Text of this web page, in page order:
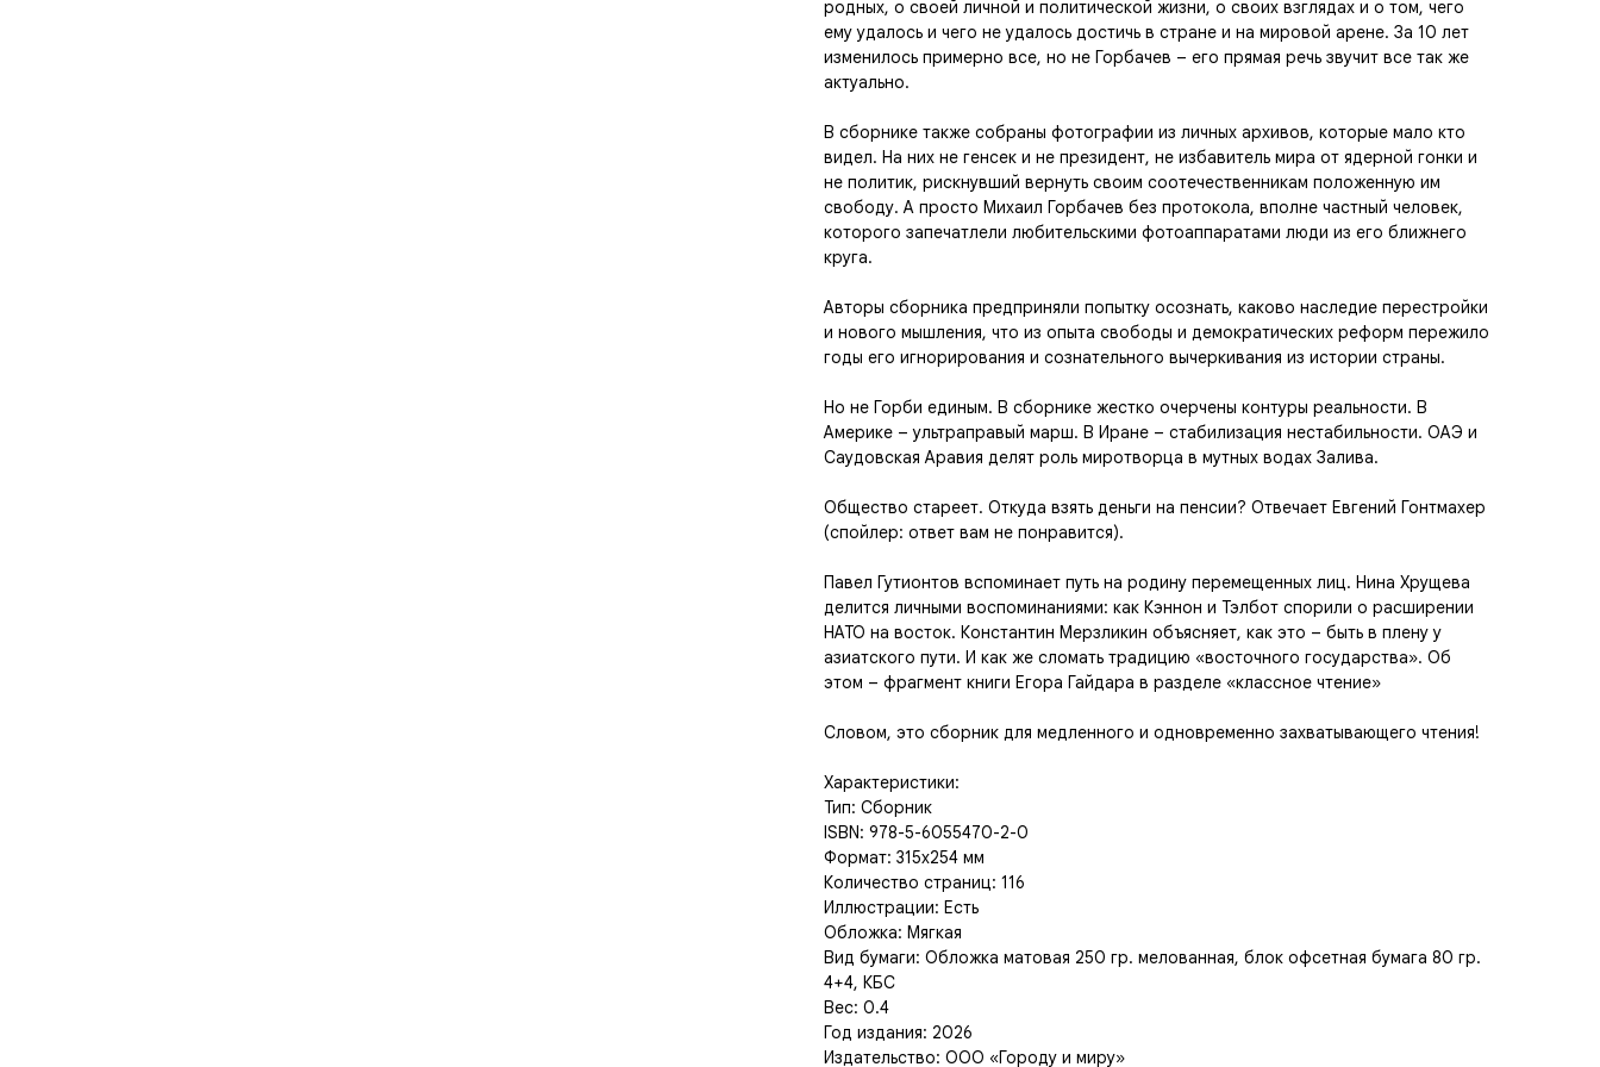
родных, о своей личной и политической жизни, о своих взглядах и о том, чего
ему удалось и чего не удалось достичь в стране и на мировой арене. За 10 лет
изменилось примерно все, но не Горбачев – его прямая речь звучит все так же
актуально.
В сборнике также собраны фотографии из личных архивов, которые мало кто
видел. На них не генсек и не президент, не избавитель мира от ядерной гонки и
не политик, рискнувший вернуть своим соотечественникам положенную им
свободу. А просто Михаил Горбачев без протокола, вполне частный человек,
которого запечатлели любительскими фотоаппаратами люди из его ближнего
круга.
Авторы сборника предприняли попытку осознать, каково наследие перестройки
и нового мышления, что из опыта свободы и демократических реформ пережило
годы его игнорирования и сознательного вычеркивания из истории страны.
Но не Горби единым. В сборнике жестко очерчены контуры реальности. В
Америке – ультраправый марш. В Иране – стабилизация нестабильности. ОАЭ и
Саудовская Аравия делят роль миротворца в мутных водах Залива.
Общество стареет. Откуда взять деньги на пенсии? Отвечает Евгений Гонтмахер
(спойлер: ответ вам не понравится).
Павел Гутионтов вспоминает путь на родину перемещенных лиц. Нина Хрущева
делится личными воспоминаниями: как Кэннон и Тэлбот спорили о расширении
НАТО на восток. Константин Мерзликин объясняет, как это – быть в плену у
азиатского пути. И как же сломать традицию «восточного государства». Об
этом – фрагмент книги Егора Гайдара в разделе «классное чтение»
Словом, это сборник для медленного и одновременно захватывающего чтения!
Характеристики:
Тип: Сборник
ISBN: 978-5-6055470-2-0
Формат: 315х254 мм
Количество страниц: 116
Иллюстрации: Есть
Обложка: Мягкая
Вид бумаги: Обложка матовая 250 гр. мелованная, блок офсетная бумага 80 гр.
4+4, КБС
Вес: 0.4
Год издания: 2026
Издательство: ООО «Городу и миру»